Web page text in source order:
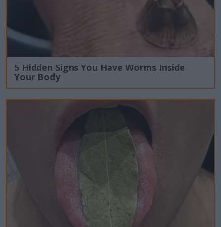
5 Hidden Signs You Have Worms Inside
Your Body